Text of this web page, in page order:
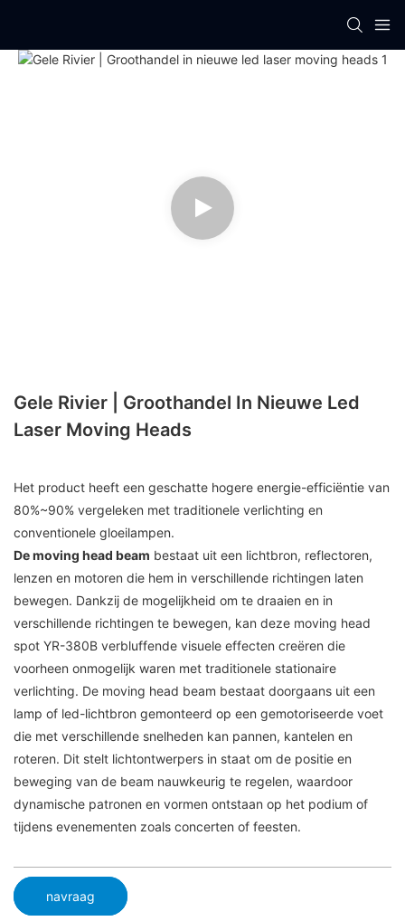
Gele Rivier | Groothandel In Nieuwe Led
Laser Moving Heads
Het product heeft een geschatte hogere energie-efficiëntie van
80%~90% vergeleken met traditionele verlichting en
conventionele gloeilampen.
De moving head beam bestaat uit een lichtbron, reflectoren,
lenzen en motoren die hem in verschillende richtingen laten
bewegen. Dankzij de mogelijkheid om te draaien en in
verschillende richtingen te bewegen, kan deze moving head
spot YR-380B verbluffende visuele effecten creëren die
voorheen onmogelijk waren met traditionele stationaire
verlichting. De moving head beam bestaat doorgaans uit een
lamp of led-lichtbron gemonteerd op een gemotoriseerde voet
die met verschillende snelheden kan pannen, kantelen en
roteren. Dit stelt lichtontwerpers in staat om de positie en
beweging van de beam nauwkeurig te regelen, waardoor
dynamische patronen en vormen ontstaan ​​op het podium of
tijdens evenementen zoals concerten of feesten.
navraag